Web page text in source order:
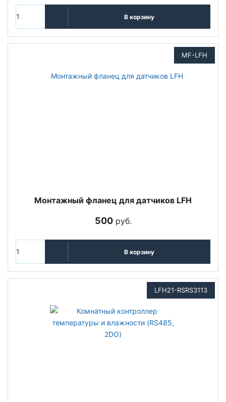
В корзину
MF-LFH
Монтажный фланец для датчиков LFH
500руб.
В корзину
LFH21-RSRS3113